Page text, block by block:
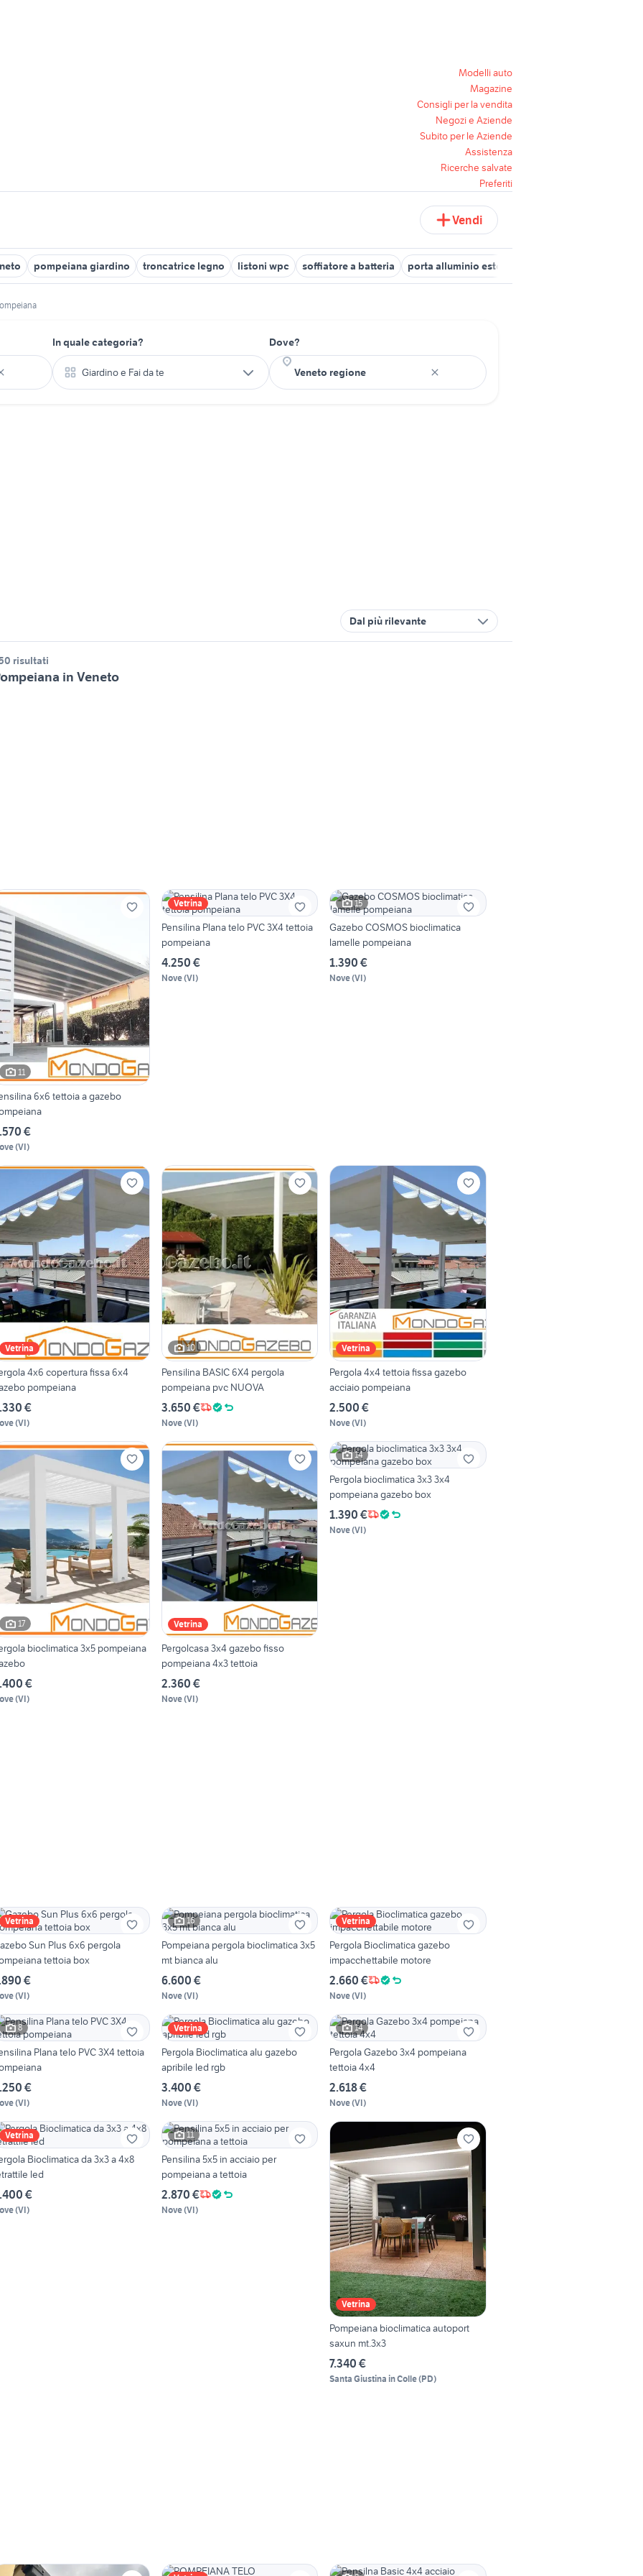
Modelli auto
Magazine
Consigli per la vendita
Negozi e Aziende
Subito per le Aziende
Assistenza
Ricerche salvate
Preferiti
Vendi
pompeiana giardino troncatrice legno listoni wpc soffiatore a batteria porta alluminio esterno
In quale categoria?
Giardino e Fai da te
Dove?
Dal più rilevante
risultati
in Veneto
11
6x6 tettoia a gazebo
€
(VI)
Vetrina
Pensilina Plana telo PVC 3X4 tettoia
pompeiana
4.250 €
Nove(VI)
15
Gazebo COSMOS bioclimatica
lamelle pompeiana
1.390 €
Nove(VI)
Vetrina
4x6 copertura fissa 6x4
pompeiana
€
(VI)
10
Pensilina BASIC 6X4 pergola
pompeiana pvc NUOVA
3.650 €
Nove(VI)
Vetrina
Pergola 4x4 tettoia fissa gazebo
acciaio pompeiana
2.500 €
Nove(VI)
17
bioclimatica 3x5 pompeiana
€
(VI)
Vetrina
Pergolcasa 3x4 gazebo fisso
pompeiana 4x3 tettoia
2.360 €
Nove(VI)
14
Pergola bioclimatica 3x3 3x4
pompeiana gazebo box
1.390 €
Nove(VI)
Vetrina
Sun Plus 6x6 pergola
tettoia box
€
(VI)
16
Pompeiana pergola bioclimatica 3x5
mt bianca alu
6.600 €
Nove(VI)
Vetrina
Pergola Bioclimatica gazebo
impacchettabile motore
2.660 €
Nove(VI)
8
Plana telo PVC 3X4 tettoia
€
(VI)
Vetrina
Pergola Bioclimatica alu gazebo
apribile led rgb
3.400 €
Nove(VI)
14
Pergola Gazebo 3x4 pompeiana
tettoia 4x4
2.618 €
Nove(VI)
Vetrina
Bioclimatica da 3x3 a 4x8
led
€
(VI)
11
Pensilina 5x5 in acciaio per
pompeiana a tettoia
2.870 €
Nove(VI)
Vetrina
Pompeiana bioclimatica autoport
saxun mt.3x3
7.340 €
Santa Giustina in Colle(PD)